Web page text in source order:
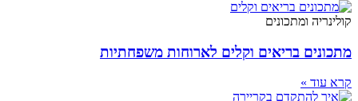
קולינריה ומתכונים
מתכונים בריאים וקלים לארוחות משפחתיות
קרא עוד »